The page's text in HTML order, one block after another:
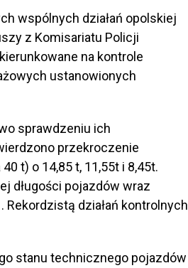
wspólnych działań opolskiej
z Komisariatu Policji
na kontrole
ustanowionych
sprawdzeniu ich
przekroczenie
t) o 14,85 t, 11,55t i 8,45t.
długości pojazdów wraz
Rekordzistą działań kontrolnych
stanu technicznego pojazdów